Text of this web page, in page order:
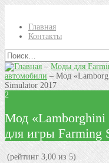
Главная
Контакты
–Моды для
автомобили– Мод
Simulator 2017
2
Мод «Lamborghini
для игры Farming
(рейтинг 3,00 из 5)